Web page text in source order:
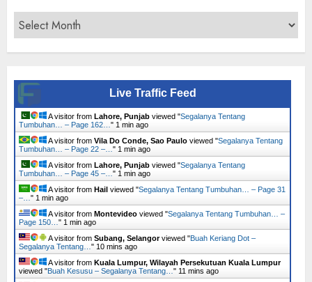
Archives
Live Traffic Feed
A visitor from Lahore, Punjab viewed "Segalanya Tentang
Tumbuhan… – Page 162… " 1 min ago
A visitor from Vila Do Conde, Sao Paulo viewed "Segalanya Tentang
Tumbuhan… – Page 22 –… " 1 min ago
A visitor from Lahore, Punjab viewed "Segalanya Tentang
Tumbuhan… – Page 45 –… " 1 min ago
A visitor from Hail viewed "Segalanya Tentang Tumbuhan… – Page 31
–… " 1 min ago
A visitor from Montevideo viewed "Segalanya Tentang Tumbuhan… –
Page 150… " 1 min ago
A visitor from Subang, Selangorviewed "Buah Keriang Dot –
Segalanya Tentang… " 10 mins ago
A visitor from Kuala Lumpur, Wilayah Persekutuan Kuala Lumpur
viewed "Buah Kesusu – Segalanya Tentang… " 11 mins ago